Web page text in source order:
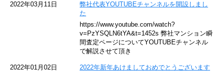
東京メトロ東西線
京王井の頭線
2022年03月11日
弊社代表YOUTUBEチャンネルを開設しまし
た
https://www.youtube.com/watch?
v=PzYSQLN6tYA&t=1452s 弊社マンション瞬
間査定ページについてYOUTUBEチャンネル
で解説させて頂き
2022年01月02日
2022年新年あけましておめでとうございます